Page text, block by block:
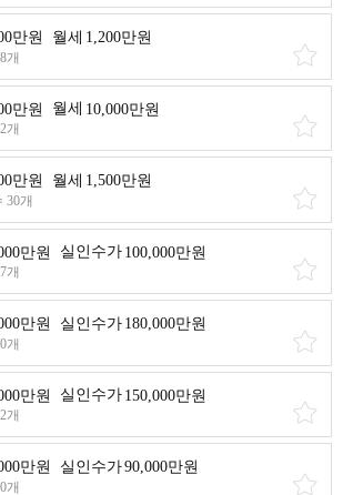
만원 월세 1,200만원
개
만원 월세 10,000만원
개
만원 월세 1,500만원
30개
만원 실인수가 100,000만원
개
만원 실인수가 180,000만원
개
만원 실인수가 150,000만원
개
만원 실인수가90,000만원
개